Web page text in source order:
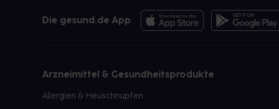
Die gesund.de App
Arzneimittel & Gesundheitsprodukte
Allergien & Heuschnupfen